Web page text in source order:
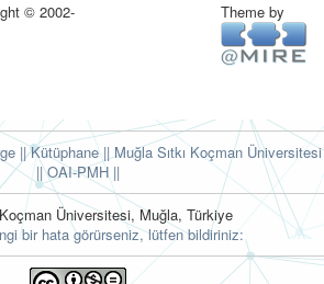
© 2002-
Theme by
|| Kütüphane|| Muğla Sıtkı Koçman Üniversitesi
||OAI-PMH ||
Koçman Üniversitesi, Muğla, Türkiye
bir hata görürseniz, lütfen bildiriniz: